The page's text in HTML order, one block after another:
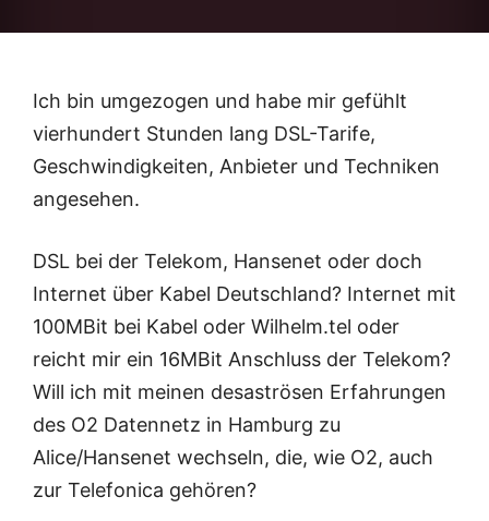
Ich bin umgezogen und habe mir gefühlt
vierhundert Stunden lang DSL-Tarife,
Geschwindigkeiten, Anbieter und Techniken
angesehen.
DSL bei der Telekom, Hansenet oder doch
Internet über Kabel Deutschland? Internet mit
100MBit bei Kabel oder Wilhelm.tel oder
reicht mir ein 16MBit Anschluss der Telekom?
Will ich mit meinen desaströsen Erfahrungen
des O2 Datennetz in Hamburg zu
Alice/Hansenet wechseln, die, wie O2, auch
zur Telefonica gehören?